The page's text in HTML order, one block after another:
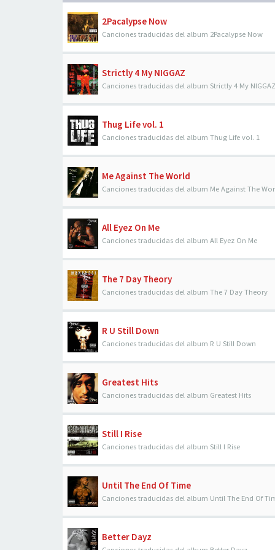
2Pacalypse Now
Canciones traducidas del album 2Pacalypse Now
Strictly 4 My NIGGAZ
Canciones traducidas del album Strictly 4 My NIGGAZ
Thug Life vol. 1
Canciones traducidas del album Thug Life vol. 1
Me Against The World
Canciones traducidas del album Me Against The
All Eyez On Me
Canciones traducidas del album All Eyez On Me
The 7 Day Theory
Canciones traducidas del album The 7 Day Theory
R U Still Down
Canciones traducidas del album R U Still Down
Greatest Hits
Canciones traducidas del album Greatest Hits
Still I Rise
Canciones traducidas del album Still I Rise
Until The End Of Time
Canciones traducidas del album Until The End Of
Better Dayz